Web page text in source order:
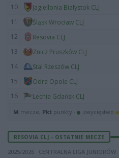
10
Jagiellonia Białystok CLJ
11
Śląsk Wrocław CLJ
12
Resovia CLJ
13
Znicz Pruszków CLJ
14
Stal Rzeszów CLJ
15
Odra Opole CLJ
16
Lechia Gdańsk CLJ
M mecze, Pkt punkty · zwycięstwo
RESOVIA CLJ - OSTATNIE MECZE
2025/2026 · CENTRALNA LIGA JUNIORÓW